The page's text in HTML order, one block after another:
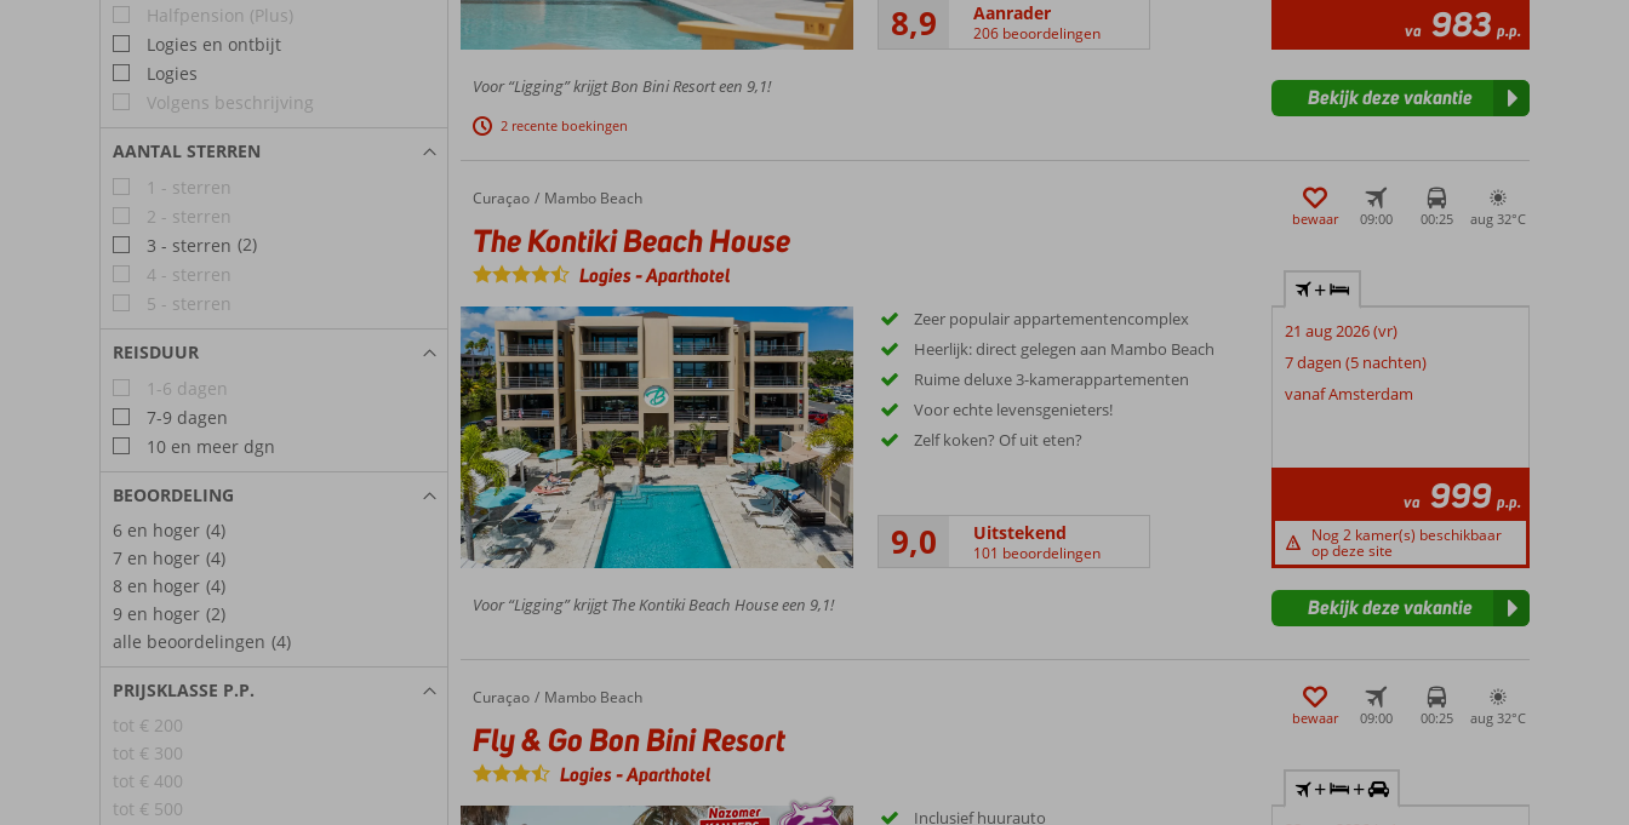
Halfpension (Plus)
Logies en ontbijt
Logies
Volgens beschrijving
AANTAL STERREN
1 - sterren
2 - sterren
3 - sterren (2)
4 - sterren
5 - sterren
REISDUUR
1-6 dagen
7-9 dagen
10 en meer dgn
BEOORDELING
6 en hoger (4)
7 en hoger (4)
8 en hoger (4)
9 en hoger (2)
alle beoordelingen (4)
PRIJSKLASSE P.P.
tot € 200
tot € 300
tot € 400
tot € 500
8,9 Aanrader
206 beoordelingen va 983 p.p.
Voor “Ligging” krijgt Bon Bini Resort een 9,1!
2 recente boekingen
Bekijk deze vakantie
Home
Curaçao Mambo Beach
The Kontiki Beach House
The Kontiki Beach House
Logies-Aparthotel
bewaar 09:00 00:25 aug 32°C
Zeer populair appartementencomplex
Heerlijk: direct gelegen aan Mambo Beach
Ruime deluxe 3-kamerappartementen
Voor echte levensgenieters!
Zelf koken? Of uit eten?
9,0 Uitstekend
101 beoordelingen
+
21 aug 2026 (vr)
7 dagen (5 nachten)
vanaf Amsterdam
va 999 p.p.
Nog 2 kamer(s) beschikbaar
op deze site
Voor “Ligging” krijgt The Kontiki Beach House een 9,1! Bekijk deze vakantie
Home
Curaçao Mambo Beach
Fly & Go Bon Bini Resort
Fly & Go Bon Bini Resort
Logies-Aparthotel
bewaar 09:00 00:25 aug 32°C
Inclusief huurauto
+ +